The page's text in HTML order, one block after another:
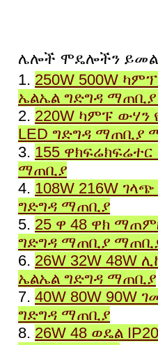
ሌሎች ሞዴሎችን
1. 250W 500W
ኤልኤል ግድግዳ
2. 220W ካምፑ ውሃን
LED ግድግዳ ማጠቢያ
3. 155 ዋክፍሬክፍሬተር
ማጠቢያ
4. 108W 216W
ግድግዳ ማጠቢያ
5. 25 ዋ 48 ዋክ
ግድግዳ ማጠቢያ
6. 26W 32W 48W
ኤልኤል ግድግዳ ማጠቢያ
7. 40W 80W 90W
ግድግዳ ማጠቢያ
8. 26W 48 ወዴል